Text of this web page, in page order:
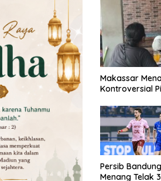
Makassar
Kontroversial
Persib Bandung
Menang Telak